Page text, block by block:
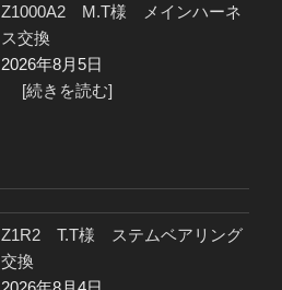
Z1000A2 M.T様 メインハーネ
ス交換
2026年8月5日
[続きを読む]
Z1R2 T.T様 ステムベアリング
交換